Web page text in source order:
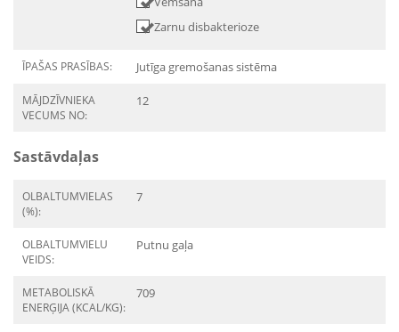
Zarnu disbakterioze
ĪPAŠAS PRASĪBAS: Jutīga gremošanas sistēma
MĀJDZĪVNIEKA
VECUMS NO:
12
Sastāvdaļas
OLBALTUMVIELAS
(%):
7
OLBALTUMVIELU
VEIDS:
Putnu gaļa
METABOLISKĀ
ENERĢIJA (KCAL/KG):
709